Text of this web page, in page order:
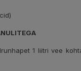
acid)
1 liitri vee